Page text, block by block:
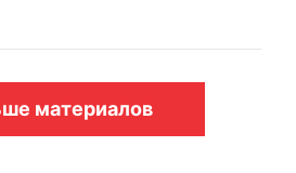
материалов